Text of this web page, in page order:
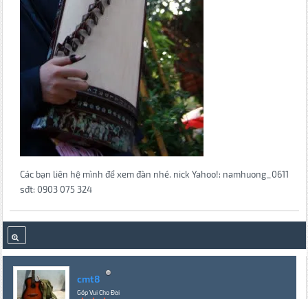
Các bạn liên hệ mình để xem đàn nhé. nick Yahoo!: namhuong_0611
sđt: 0903 075 324
cmt8
Góp Vui Cho Đời